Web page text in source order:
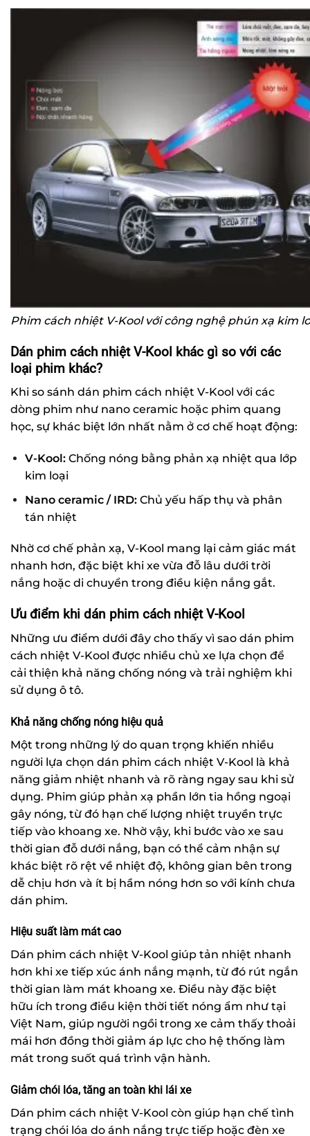
Phim cách nhiệt V-Kool với công nghệ phún xạ kim
Dán phim cách nhiệt V-Kool khác gì so với các
loại phim khác?
Khi so sánh dán phim cách nhiệt V-Kool với các
dòng phim như nano ceramic hoặc phim quang
học, sự khác biệt lớn nhất nằm ở cơ chế hoạt động:
V-Kool:Chống nóng bằng phản xạ nhiệt qua lớp
kim loại
Nano ceramic / IRD:Chủ yếu hấp thụ và phân
tán nhiệt
Nhờ cơ chế phản xạ, V-Kool mang lại cảm giác mát
nhanh hơn, đặc biệt khi xe vừa đỗ lâu dưới trời
nắng hoặc di chuyển trong điều kiện nắng gắt.
Ưu điểm khi dán phim cách nhiệt V-Kool
Những ưu điểm dưới đây cho thấy vì sao dán phim
cách nhiệt V-Kool được nhiều chủ xe lựa chọn để
cải thiện khả năng chống nóng và trải nghiệm khi
sử dụng ô tô.
Khả năng chống nóng hiệu quả
Một trong những lý do quan trọng khiến nhiều
người lựa chọn dán phim cách nhiệt V-Kool là khả
năng giảm nhiệt nhanh và rõ ràng ngay sau khi sử
dụng. Phim giúp phản xạ phần lớn tia hồng ngoại
gây nóng, từ đó hạn chế lượng nhiệt truyền trực
tiếp vào khoang xe. Nhờ vậy, khi bước vào xe sau
thời gian đỗ dưới nắng, bạn có thể cảm nhận sự
khác biệt rõ rệt về nhiệt độ, không gian bên trong
dễ chịu hơn và ít bị hầm nóng hơn so với kính chưa
dán phim.
Hiệu suất làm mát cao
Dán phim cách nhiệt V-Kool giúp tản nhiệt nhanh
hơn khi xe tiếp xúc ánh nắng mạnh, từ đó rút ngắn
thời gian làm mát khoang xe. Điều này đặc biệt
hữu ích trong điều kiện thời tiết nóng ẩm như tại
Việt Nam, giúp người ngồi trong xe cảm thấy thoải
mái hơn đồng thời giảm áp lực cho hệ thống làm
mát trong suốt quá trình vận hành.
Giảm chói lóa, tăng an toàn khi lái xe
Dán phim cách nhiệt V-Kool còn giúp hạn chế tình
trạng chói lóa do ánh nắng trực tiếp hoặc đèn xe